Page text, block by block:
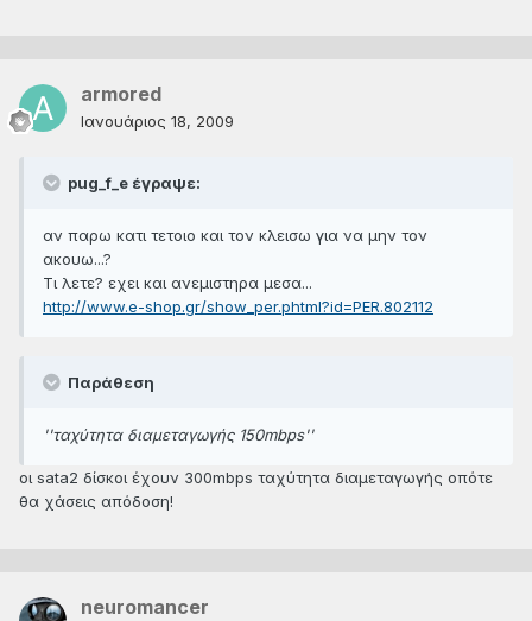
armored
Ιανουάριος 18, 2009
pug_f_e έγραψε:
αν παρω κατι τετοιο και τον κλεισω για να μην τον
ακουω...?
Τι λετε? εχει και ανεμιστηρα μεσα...
http://www.e-shop.gr/show_per.phtml?id=PER.802112
Παράθεση
''ταχύτητα διαμεταγωγής 150mbps''
οι sata2 δίσκοι έχουν 300mbps ταχύτητα διαμεταγωγής οπότε
θα χάσεις απόδοση!
neuromancer